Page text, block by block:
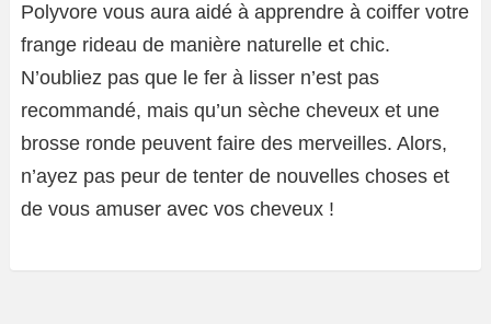
Polyvore vous aura aidé à apprendre à coiffer votre
frange rideau de manière naturelle et chic.
N’oubliez pas que le fer à lisser n’est pas
recommandé, mais qu’un sèche cheveux et une
brosse ronde peuvent faire des merveilles. Alors,
n’ayez pas peur de tenter de nouvelles choses et
de vous amuser avec vos cheveux !